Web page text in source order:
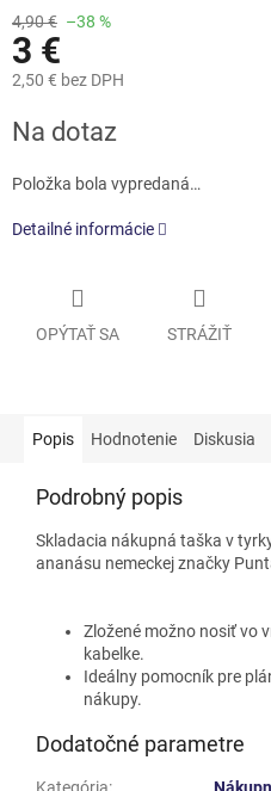
4,90 € –38 %
3 €
2,50 € bez DPH
cena:
Na dotaz
Položka bola vypredaná…
Detailné informácie
OPÝTAŤ SA STRÁŽIŤ
Popis Hodnotenie Diskusia
Podrobný popis
Skladacia nákupná taška v
ananásu nemeckej značky
Zložené možno nosiť vo
kabelke.
Ideálny pomocník pre
nákupy.
Dodatočné parametre